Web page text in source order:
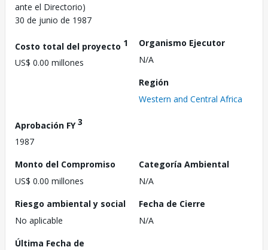
ante el Directorio)
30 de junio de 1987
Costo total del proyecto 1
US$ 0.00 millones
Organismo Ejecutor
N/A
Región
Western and Central Africa
Aprobación FY3
1987
Monto del Compromiso
US$ 0.00 millones
Categoría Ambiental
N/A
Riesgo ambiental y social
No aplicable
Fecha de Cierre
N/A
Última Fecha de